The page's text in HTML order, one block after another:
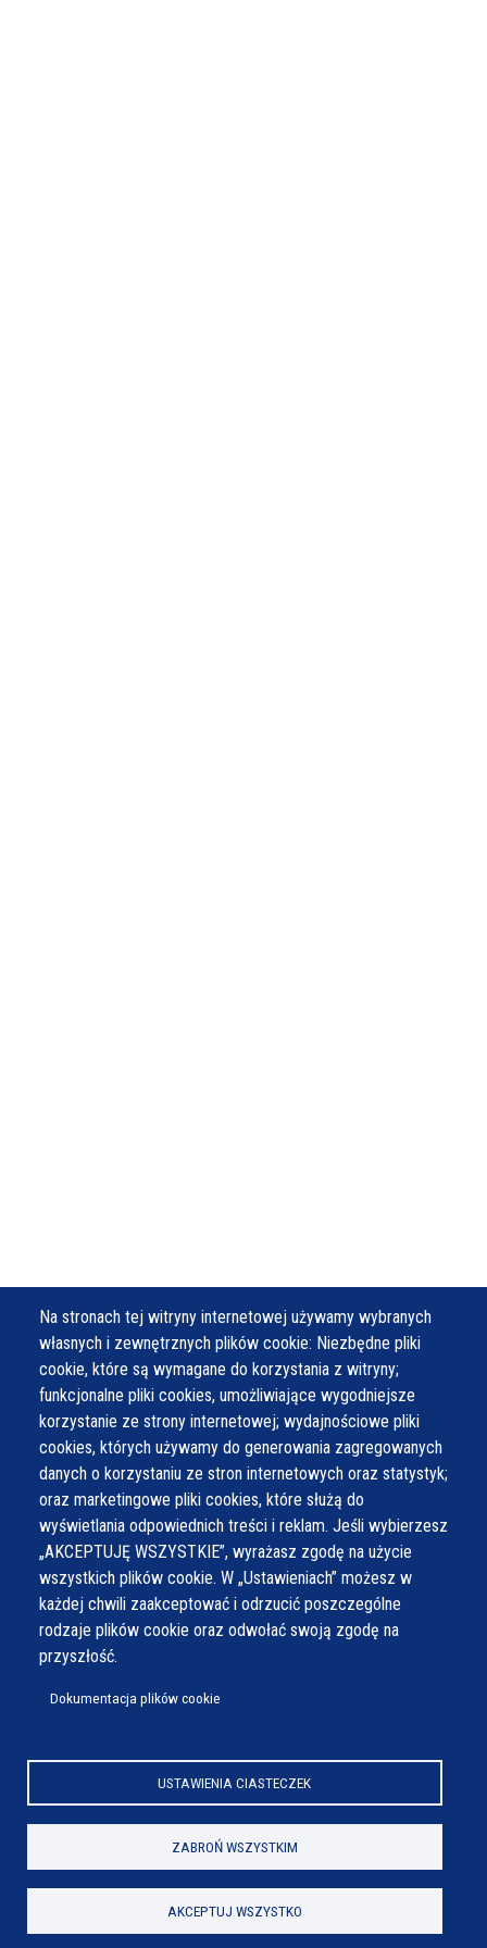
Na stronach tej witryny internetowej używamy wybranych
własnych i zewnętrznych plików cookie: Niezbędne pliki
cookie, które są wymagane do korzystania z witryny;
funkcjonalne pliki cookies, umożliwiające wygodniejsze
korzystanie ze strony internetowej; wydajnościowe pliki
cookies, których używamy do generowania zagregowanych
danych o korzystaniu ze stron internetowych oraz statystyk;
oraz marketingowe pliki cookies, które służą do
wyświetlania odpowiednich treści i reklam. Jeśli wybierzesz
„AKCEPTUJĘ WSZYSTKIE”, wyrażasz zgodę na użycie
wszystkich plików cookie. W „Ustawieniach” możesz w
każdej chwili zaakceptować i odrzucić poszczególne
rodzaje plików cookie oraz odwołać swoją zgodę na
przyszłość.
Dokumentacja plików cookie
USTAWIENIA CIASTECZEK
ZABROŃ WSZYSTKIM
AKCEPTUJ WSZYSTKO